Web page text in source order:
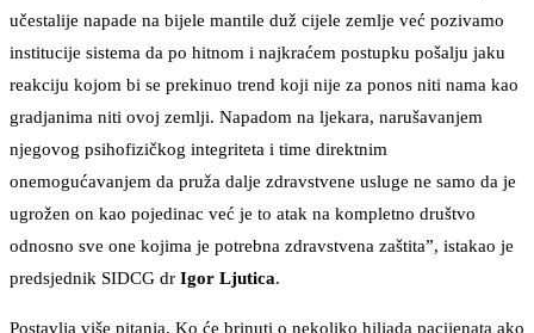
učestalije napade na bijele mantile duž cijele zemlje već pozivamo
institucije sistema da po hitnom i najkraćem postupku pošalju jaku
reakciju kojom bi se prekinuo trend koji nije za ponos niti nama kao
gradjanima niti ovoj zemlji. Napadom na ljekara, narušavanjem
njegovog psihofizičkog integriteta i time direktnim
onemogućavanjem da pruža dalje zdravstvene usluge ne samo da je
ugrožen on kao pojedinac već je to atak na kompletno društvo
odnosno sve one kojima je potrebna zdravstvena zaštita”, istakao je
predsjednik SIDCG dr Igor Ljutica.
Postavlja više pitanja. Ko će brinuti o nekoliko hiljada pacijenata ako